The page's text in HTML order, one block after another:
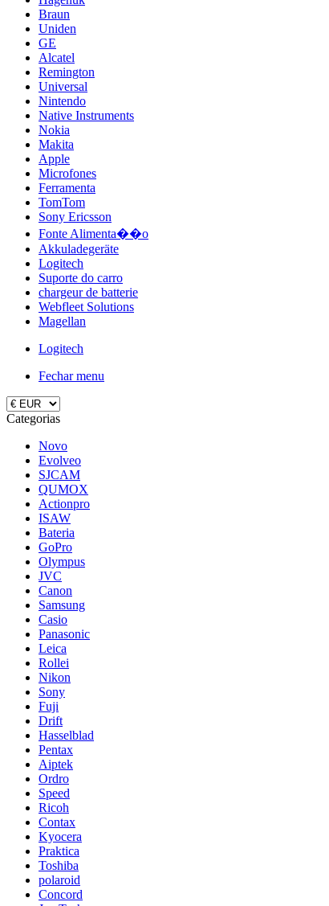
Braun
Uniden
GE
Alcatel
Remington
Universal
Nintendo
Native Instruments
Nokia
Makita
Apple
Microfones
Ferramenta
TomTom
Sony Ericsson
Fonte Alimenta��o
Akkuladegeräte
Logitech
Suporte do carro
chargeur de batterie
Webfleet Solutions
Magellan
Logitech
Fechar menu
Categorias
Novo
Evolveo
SJCAM
QUMOX
Actionpro
ISAW
Bateria
GoPro
Olympus
JVC
Canon
Samsung
Casio
Panasonic
Leica
Rollei
Nikon
Sony
Fuji
Drift
Hasselblad
Pentax
Aiptek
Ordro
Speed
Ricoh
Contax
Kyocera
Praktica
Toshiba
polaroid
Concord